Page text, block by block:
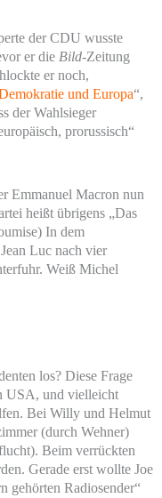
der CDU wusste
er die Bild-Zeitung
er noch,
und Europa“,
der Wahlsieger
prorussisch“
Emmanuel Macron nun
heißt übrigens „Das
In dem
Luc nach vier
Weiß Michel
los? Diese Frage
USA, und vielleicht
Bei Willy und Helmut
(durch Wehner)
Beim verrückten
Gerade erst wollte Joe
gehörten Radiosender“